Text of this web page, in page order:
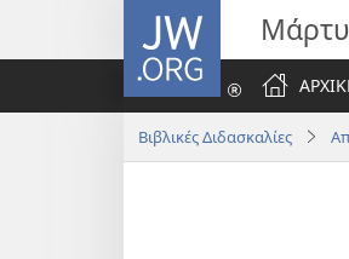
JW.ORG
Βιβλικές Διδασκαλίες